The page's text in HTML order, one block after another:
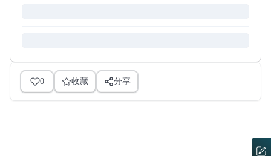
0 收藏 分享